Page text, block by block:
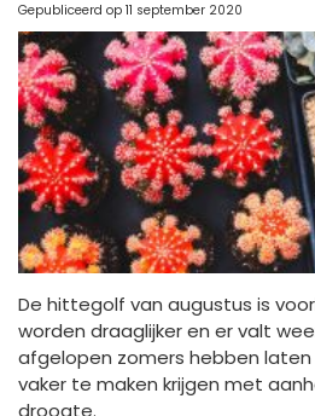
Gepubliceerd op 11 september 2020
De hittegolf van augustus is
worden draaglijker en er valt
afgelopen zomers hebben
vaker te maken krijgen met
droogte.